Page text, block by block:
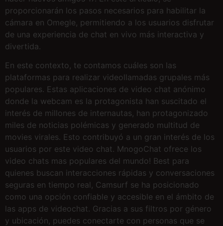
proporcionarán los pasos necesarios para habilitar la
cámara en Omegle, permitiendo a los usuarios disfrutar
de una experiencia de chat en vivo más interactiva y
divertida.
En este contexto, te contamos cuáles son las
plataformas para realizar videollamadas grupales más
populares. Estas aplicaciones de video chat anónimo
donde la webcam es la protagonista han suscitado el
interés de millones de internautas, han protagonizado
miles de noticias polémicas y generado multitud de
movies virales. Esto contribuyó a un gran interés de los
usuarios por este video chat. MnogoChat ofrece los
video chats mas populares del mundo! Best para
quienes buscan interacciones rápidas y conversaciones
seguras en tiempo real, Camsurf se ha posicionado
como una opción confiable y accesible en el ámbito de
las apps de videochat. Gracias a sus filtros por género
y ubicación, puedes conectarte con personas que se